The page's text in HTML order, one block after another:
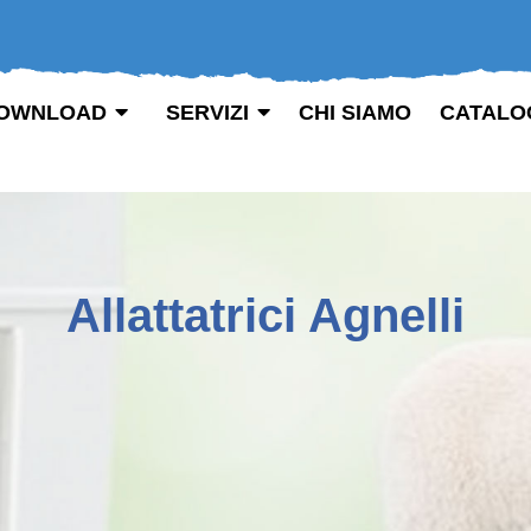
SERVIZI CHI SIAMO
Allattatrici Agnelli